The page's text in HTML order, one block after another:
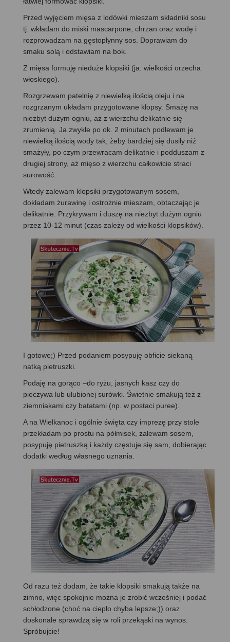
Przed wyjęciem mięsa z lodówki mieszam składniki sosu
tj. wkładam do miski mascarpone, chrzan oraz wodę i
rozprowadzam na gęstopłynny sos. Doprawiam do
smaku solą i odstawiam na bok.
Z mięsa formuję nieduże klopsiki (ja: wielkości orzecha
włoskiego).
Rozgrzewam patelnię z niewielką ilością oleju i na
rozgrzanym układam przygotowane klopsy. Smażę na
niezbyt dużym ogniu, aż z wierzchu delikatnie się
zrumienią. Ja zwykle po ok. 2 minutach podlewam je
niewielką ilością wody tak, żeby bardziej się dusiły niż
smażyły, po czym przewracam delikatnie i podduszam z
drugiej strony, aż mięso z wierzchu całkowicie straci
surowość.
Wtedy zalewam klopsiki przygotowanym sosem,
dokładam żurawinę i ostrożnie mieszam, obtaczając je
delikatnie. Przykrywam i duszę na niezbyt dużym ogniu
przez 10-12 minut (czas zależy od wielkości klopsików).
I gotowe;) Przed podaniem posypuję obficie siekaną
natką pietruszki.
Podaję na gorąco –do ryżu, jasnych kasz czy do
pieczywa lub ulubionej surówki. Świetnie smakują też z
ziemniakami czy batatami (np. w postaci puree).
A na Wielkanoc i ogólnie święta czy imprezę przy stole
przekładam po prostu na półmisek, zalewam sosem,
posypuję pietruszką i każdy częstuje się sam, dobierając
dodatki według własnego uznania.
Od razu też dodam, że takie klopsiki smakują także na
zimno, więc spokojnie można je zrobić wcześniej i podać
schłodzone (choć na ciepło chyba lepsze;)) oraz
doskonale sprawdzą się w roli przekąski na wynos.
Spróbujcie!